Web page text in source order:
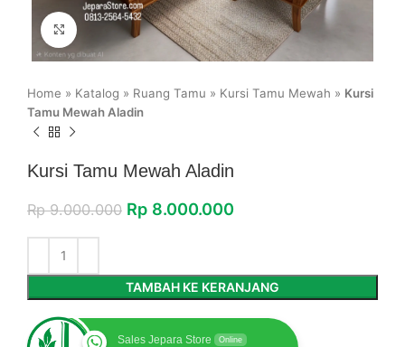
Click to enlarge
Home » Katalog » Ruang Tamu » Kursi Tamu Mewah » Kursi
Tamu Mewah Aladin
Kursi Tamu Mewah Aladin
Rp9.000.000 Rp 8.000.000
TAMBAH KE KERANJANG
Sales Jepara Store Online